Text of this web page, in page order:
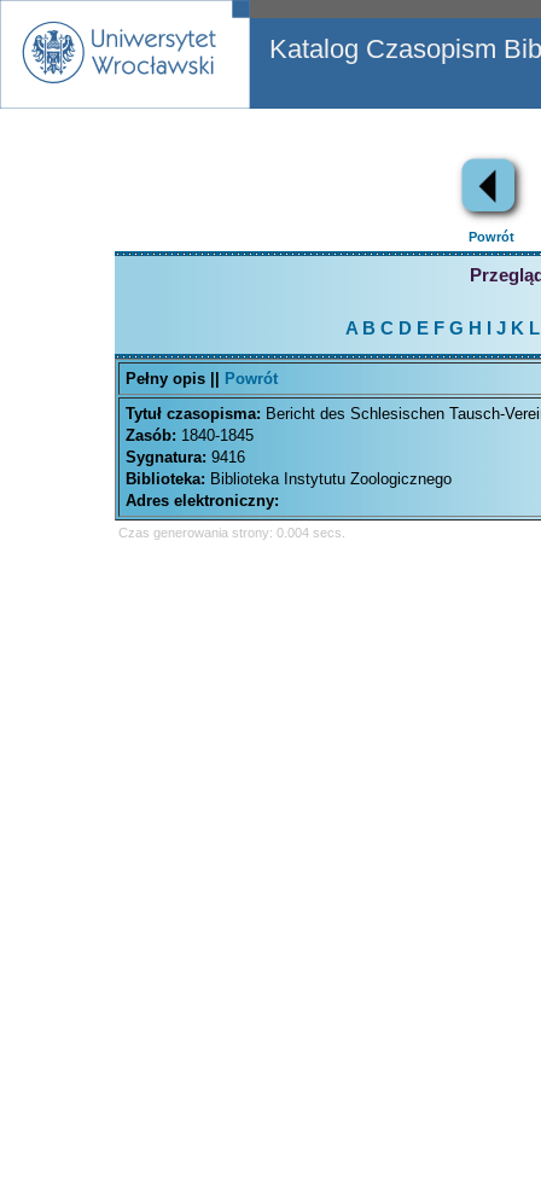
Katalog Czasopism
Powrót
A B C D EFG H J K L
Pełny opis ||
Powrót
Tytuł czasopisma: Bericht des Schlesischen Tausch-
Zasób: 1840-1845
Sygnatura: 9416
Biblioteka: Biblioteka Instytutu Zoologicznego
Adres elektroniczny:
Czas generowania strony: 0.004 secs.